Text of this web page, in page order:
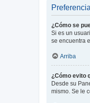
¿Cómo se
Si es un
se encuentra
Arriba
¿Cómo evito
Desde su
mismo. Se le